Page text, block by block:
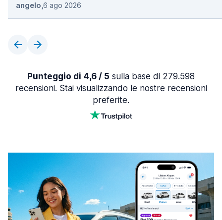
angelo,6 ago 2026
Punteggio di 4,6 / 5 sulla base di 279.598
recensioni. Stai visualizzando le nostre recensioni
preferite.